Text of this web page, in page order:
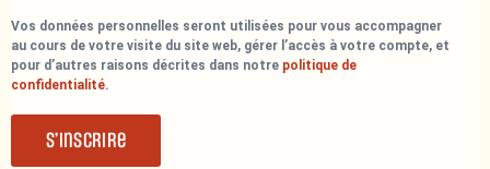
Vos données personnelles seront utilisées pour vous accompagner
au cours de votre visite du site web, gérer l’accès à votre compte, et
pour d’autres raisons décrites dans notre politique de
confidentialité.
S’inscrire